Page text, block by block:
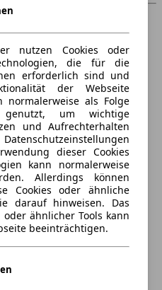
nutzen Cookies oder
die für die
erforderlich sind und
der Webseite
normalerweise als Folge
genutzt, um wichtige
und Aufrechterhalten
dieser Cookies
kann normalerweise
Allerdings können
Cookies oder ähnliche
darauf hinweisen. Das
oder ähnlicher Tools kann
beeinträchtigen.